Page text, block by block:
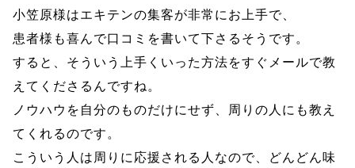
小笠原様はエキテンの集客が非常にお上手で、
患者様も喜んで口コミを書いて下さるそうです。
すると、そういう上手くいった方法をすぐメールで教
えてくださるんですね。
ノウハウを自分のものだけにせず、周りの人にも教え
てくれるのです。
こういう人は周りに応援される人なので、どんどん味